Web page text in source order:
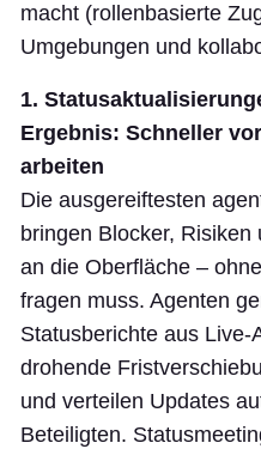
macht (rollenbasierte
Umgebungen und
1.
Ergebnis: Schneller
arbeiten
Die ausgereiftesten
bringen Blocker,
an die Oberfläche –
fragen muss. Agenten
Statusberichte aus Live-
drohende
und verteilen Updates
Beteiligten.